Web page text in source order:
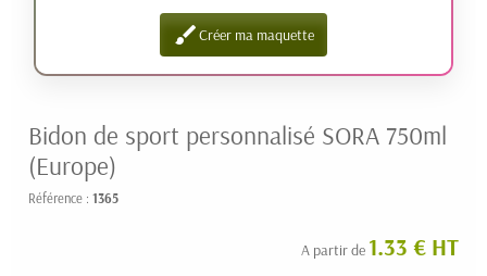
brushCréer ma maquette
Bidon de sport personnalisé SORA 750ml
(Europe)
Référence : 1365
A partir de 1.33 € HT